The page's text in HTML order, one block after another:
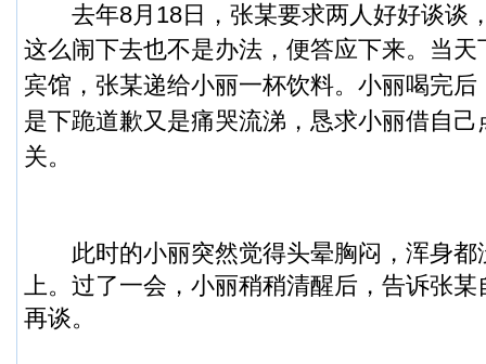
去年8月18日，张某要求两人好好谈谈
这么闹下去也不是办法，便答应下来。 当天
宾馆，张某递给小丽一杯饮料。小丽喝完
是下跪道歉又是痛哭流涕，恳求小丽借自
关。
此时的小丽突然觉得头晕胸闷，浑身都
上。过了一会，小丽稍稍清醒后，告诉张
再谈。